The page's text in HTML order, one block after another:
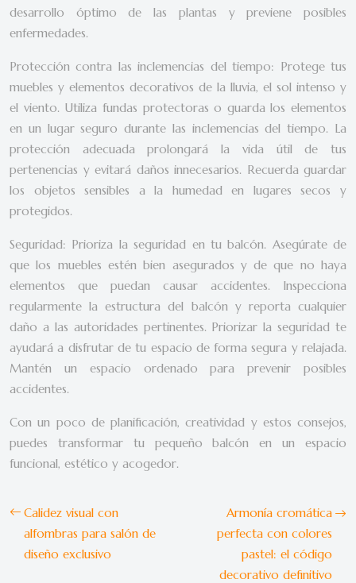
desarrollo óptimo de las plantas y previene posibles
enfermedades.
Protección contra las inclemencias del tiempo: Protege tus
muebles y elementos decorativos de la lluvia, el sol intenso y
el viento. Utiliza fundas protectoras o guarda los elementos
en un lugar seguro durante las inclemencias del tiempo. La
protección adecuada prolongará la vida útil de tus
pertenencias y evitará daños innecesarios. Recuerda guardar
los objetos sensibles a la humedad en lugares secos y
protegidos.
Seguridad: Prioriza la seguridad en tu balcón. Asegúrate de
que los muebles estén bien asegurados y de que no haya
elementos que puedan causar accidentes. Inspecciona
regularmente la estructura del balcón y reporta cualquier
daño a las autoridades pertinentes. Priorizar la seguridad te
ayudará a disfrutar de tu espacio de forma segura y relajada.
Mantén un espacio ordenado para prevenir posibles
accidentes.
Con un poco de planificación, creatividad y estos consejos,
puedes transformar tu pequeño balcón en un espacio
funcional, estético y acogedor.
Calidez visual con
alfombras para salón de
diseño exclusivo
Armonía cromática
perfecta con colores
pastel: el código
decorativo definitivo